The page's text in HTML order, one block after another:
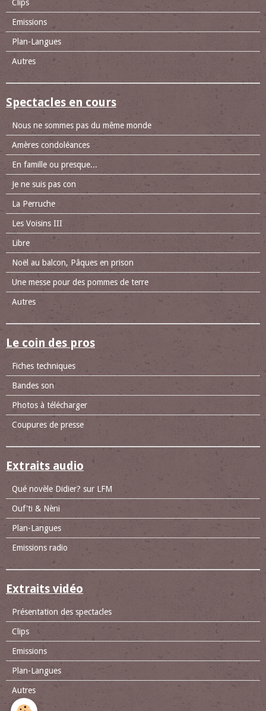
Clips
Emissions
Plan-Langues
Autres
Spectacles en cours
Nous ne sommes pas du même monde
Amères condoléances
En famille ou presque...
Je ne suis pas con
La Perruche
Les Voisins III
Libre
Noël au balcon, Pâques en prison
Une messe pour des pommes de terre
Autres
Le coin des pros
Fiches techniques
Bandes son
Photos à télécharger
Coupures de presse
Extraits audio
Qué novèle Didier? sur LFM
Ouf'ti & Nèni
Plan-Langues
Emissions radio
Extraits vidéo
Présentation des spectacles
Clips
Emissions
Plan-Langues
Autres